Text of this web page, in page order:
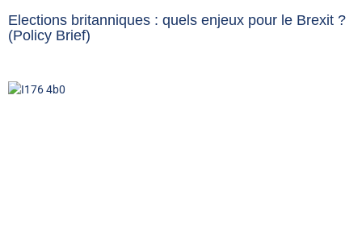
Elections britanniques : quels enjeux pour le Brexit ?
(Policy Brief)